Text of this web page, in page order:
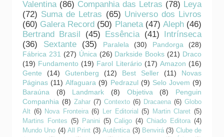
Valentina (86) Companhia das Letras (78) Leya
(72) Suma de Letras (65) Universo dos Livros
(60) Galera Record (50) Planeta (47) Aleph (46)
Bertrand Brasil
(45) Essência (41) Intrínseca
(36)
Sextante (35) Paralela (30) Pandorga
(28)
Fábrica 231 (27) Única (26) Darkside Books (21) Draco
(19) Fundamento (19) Farol Literário (17) Amazon (16)
Gente
(14) Gutenberg (12) Best Seller (11)
Novas
Páginas (11) Alfaguara (9) Pedrazul (9) Selo Jovem (9)
Baraúna
(8) Landmark (8) Objetiva (8)
Penguin
Companhia (8) Zahar (7) Contexto (6) Dracaena (6) Globo
Alt (6) Nova Fronteira (6) Ler Editorial (5) Martin Claret (5)
Martins Fontes (5) Panini (5) Caligo (4) Chiado Editora (4)
Mundo Uno (4) All Print (3) Autêntica (3) Benvirá (3) Clube de